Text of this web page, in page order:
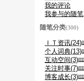
我的评论
我参与的随笔
随笔分类(300)
ＩＴ资讯(24)
个人词典(13)
互动空间(3)
关注时事(7)
博客成长(3)